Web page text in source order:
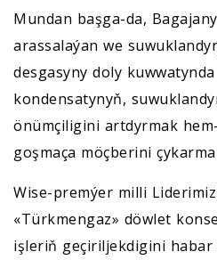
Mundan başga-da,
arassalaýan we
desgasyny doly
kondensatynyň,
önümçiligini artdyrmak
goşmaça möçberini
Wise-premýer milli
«Türkmengaz» döwlet
işleriň geçiriljekdigini habar